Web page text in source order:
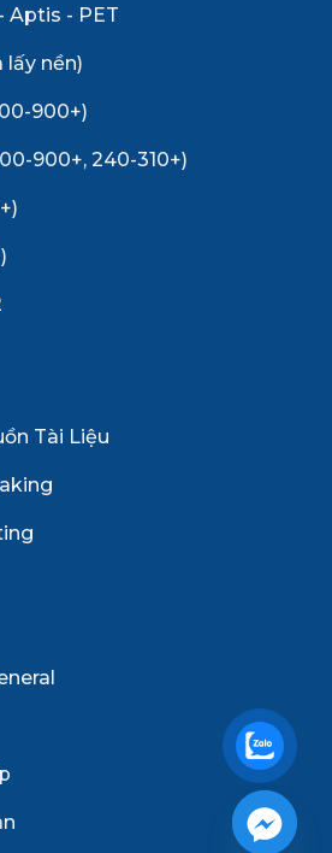
Aptis - PET
lấy nền)
900+)
900+, 240-310+)
Tài Liệu